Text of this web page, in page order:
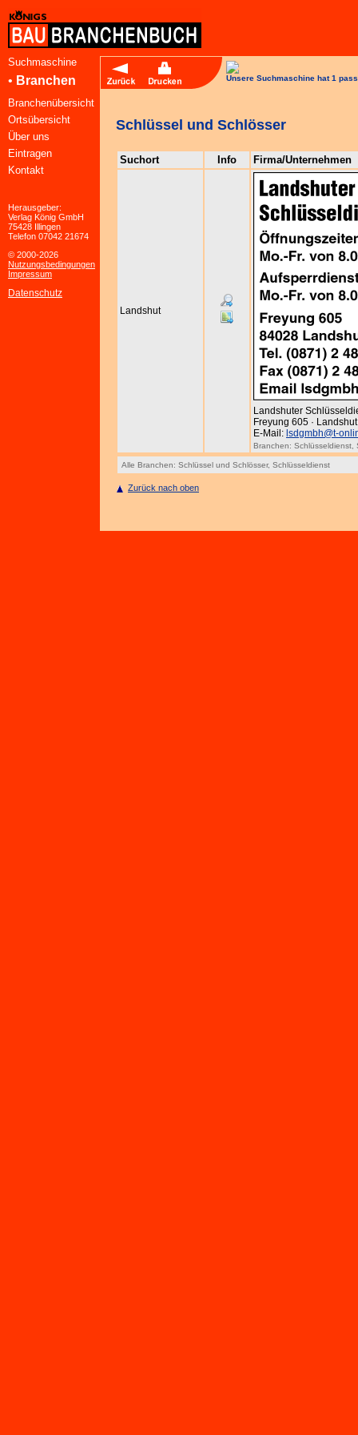
Suchmaschine
• Branchen
Branchenübersicht
Ortsübersicht
Über uns
Eintragen
Kontakt
Herausgeber:
Verlag König GmbH
75428 Illingen
Telefon 07042 21674
© 2000-2026
Nutzungsbedingungen
Impressum
Datenschutz
Unsere Suchmaschine hat 1
Schlüssel und Schlösser
Suchort Info Firma/Unternehmen
Landshut
Landshuter
Freyung 605 ·
E-Mail: lsdgmbh@t-
Branchen: Schlüsseldienst
Alle Branchen: Schlüssel und Schlösser, Schlüsseldienst
Zurück nach oben